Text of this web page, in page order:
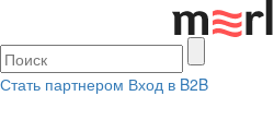
Стать партнером Вход в B2B